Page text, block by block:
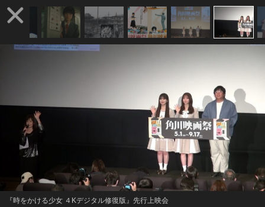
『時をかける少女 ４Kデジタル修復版』先行上映会